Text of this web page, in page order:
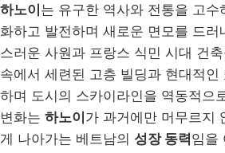
하노이는 유구한 역사와 전통을 고수
화하고 발전하며 새로운 면모를 드
스러운 사원과 프랑스 식민 시대 건
속에서 세련된 고층 빌딩과 현대적
하며 도시의 스카이라인을 역동적으
변화는 하노이가 과거에만 머무르지
게 나아가는 베트남의 성장 동력임을